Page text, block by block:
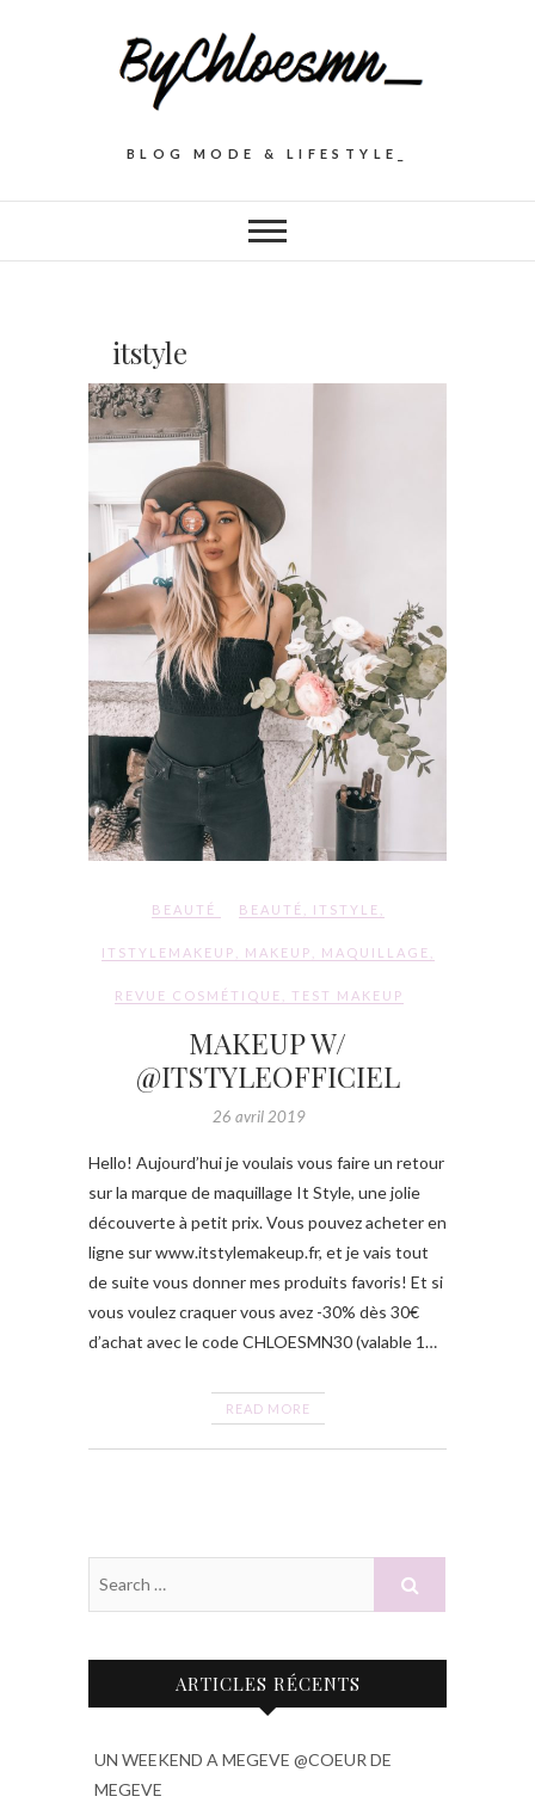
BLOG MODE & LIFESTYLE_
itstyle
BEAUTÉ BEAUTÉ ITSTYLE
ITSTYLEMAKEUP MAKEUP MAQUILLAGE
REVUE COSMÉTIQUE TEST MAKEUP
MAKEUP W/
@ITSTYLEOFFICIEL
26 avril 2019
Hello! Aujourd’hui je voulais vous faire un retour
sur la marque de maquillage It Style, une jolie
découverte à petit prix. Vous pouvez acheter en
ligne sur www.itstylemakeup.fr, et je vais tout
de suite vous donner mes produits favoris! Et si
vous voulez craquer vous avez -30% dès 30€
d’achat avec le code CHLOESMN30 (valable 1…
READ MORE
ARTICLES RÉCENTS
UN WEEKEND A MEGEVE @COEUR DE
MEGEVE